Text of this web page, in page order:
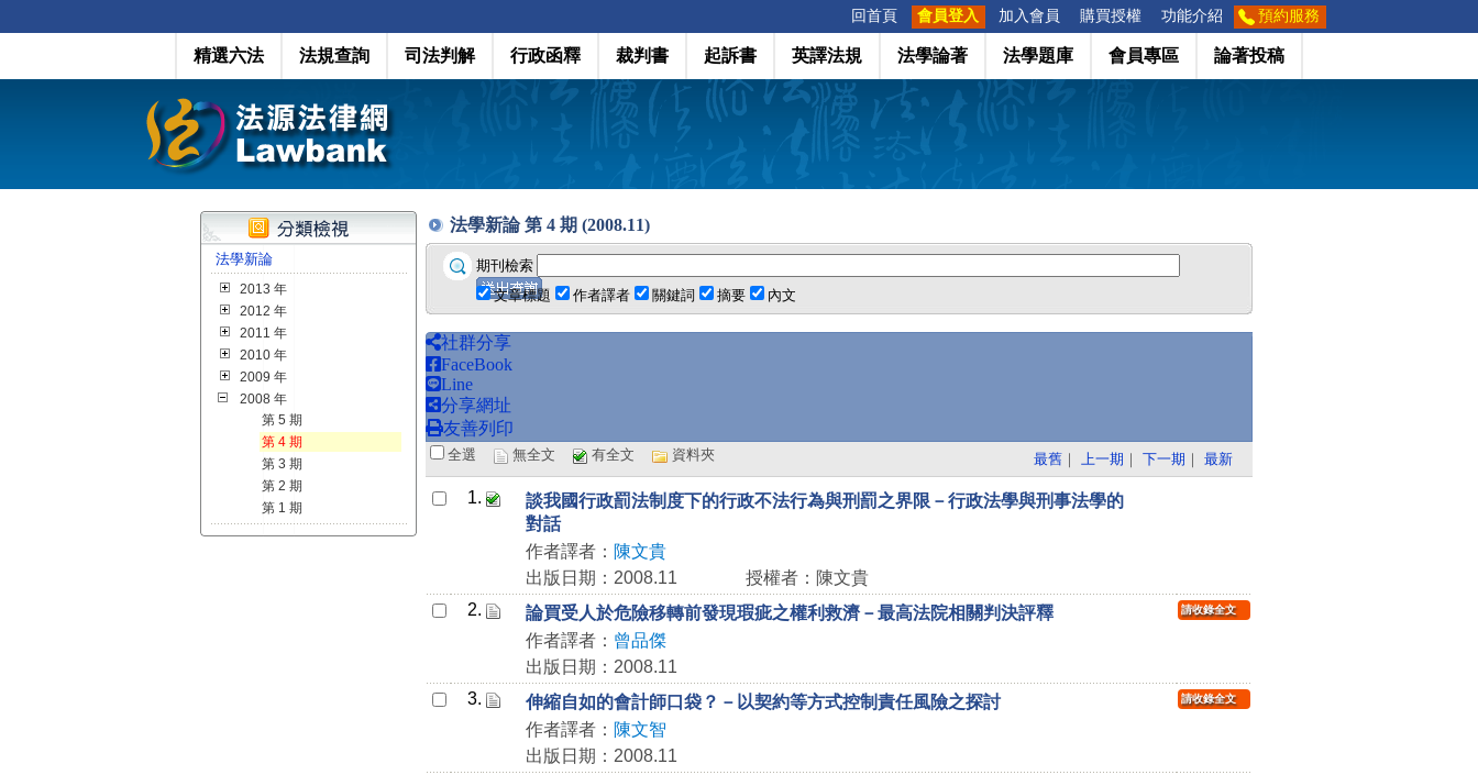
回首頁 會員登入 加入會員 購買授權 功能介紹 預約服務
精選六法 法規查詢 司法判解 行政函釋 裁判書 起訴書 英譯法規 法學論著 法學題庫 會員專區 論著投稿
法學新論
2013 年
2012 年
2011 年
2010 年
2009 年
2008 年
第 5 期
第 4 期
第 3 期
第 2 期
第 1 期
法學新論 第 4 期 (2008.11)
期刊檢索
文章標題
作者譯者 關鍵詞 摘要 內文
社群分享
FaceBook
Line
分享網址
友善列印
全選 無全文 有全文 資料夾 最舊 ｜ 上一期 ｜ 下一期 ｜ 最新
1.
談我國行政罰法制度下的行政不法行為與刑罰之界限－行政法學與刑事法學的
對話
作者譯者： 陳文貴
出版日期：2008.11
授權者：陳文貴
2.
論買受人於危險移轉前發現瑕疵之權利救濟－最高法院相關判決評釋
作者譯者： 曾品傑
出版日期：2008.11
請收錄全文
3.
伸縮自如的會計師口袋？－以契約等方式控制責任風險之探討
作者譯者： 陳文智
出版日期：2008.11
請收錄全文